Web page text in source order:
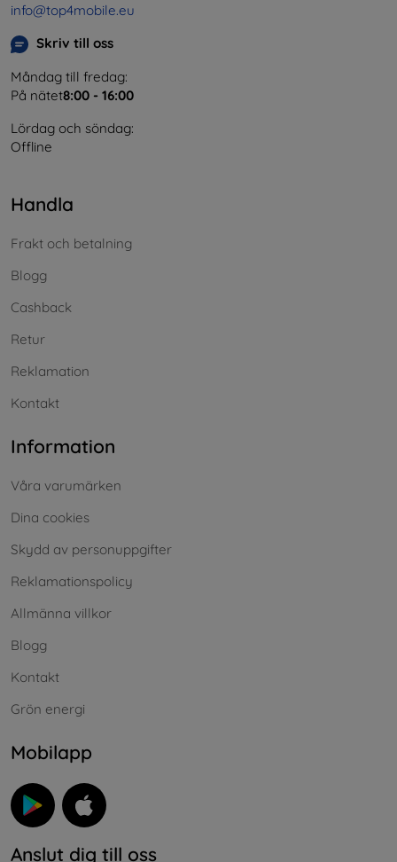
info@top4mobile.eu
Skriv till oss
Måndag till fredag:
På nätet8:00 - 16:00
Lördag och söndag:
Offline
Handla
Frakt och betalning
Blogg
Cashback
Retur
Reklamation
Kontakt
Information
Våra varumärken
Dina cookies
Skydd av personuppgifter
Reklamationspolicy
Allmänna villkor
Blogg
Kontakt
Grön energi
Mobilapp
Anslut dig till oss